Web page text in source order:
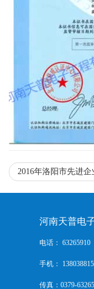
2016年洛阳市先进企
河南天普电
电话： 63265910
手机：
传真：0379-